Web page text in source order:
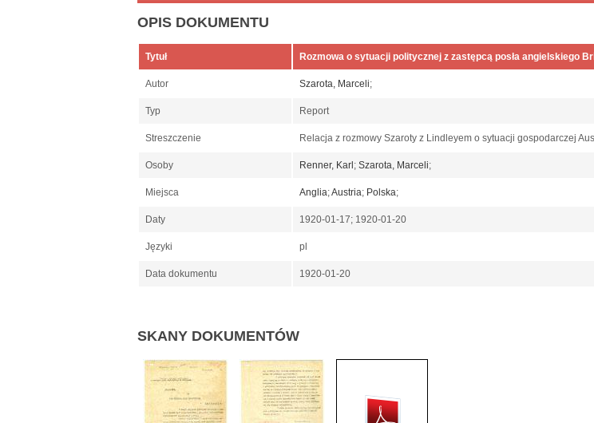
OPIS DOKUMENTU
Tytuł Rozmowa o sytuacji politycznej z zastępcą posła angielskiego
Autor Szarota, Marceli;
Typ Report
Streszczenie Relacja z rozmowy Szaroty z Lindleyem o sytuacji gospodarczej
Osoby Renner, Karl ; Szarota, Marceli;
Miejsca Anglia;Austria; Polska;
Daty 1920-01-17; 1920-01-20
Języki pl
Data dokumentu 1920-01-20
SKANY DOKUMENTÓW